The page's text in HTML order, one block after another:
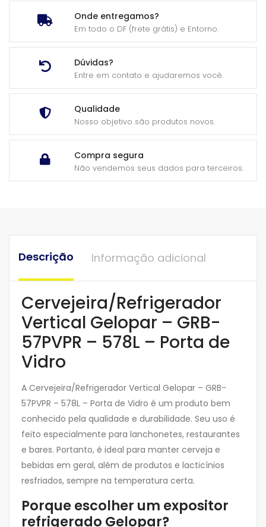
Onde entregamos?
Em todo o DF (frete grátis) e Entorno.
Dúvidas?
Entre em contato e ajudaremos você.
Qualidade
Nosso objetivo são produtos novos.
Compra segura
Não vendemos seus dados para terceiros.
Descrição Informação adicional
Cervejeira/Refrigerador
Vertical Gelopar – GRB-
57PVPR – 578L – Porta de
Vidro
A Cervejeira/Refrigerador Vertical Gelopar – GRB-
57PVPR – 578L – Porta de Vidro é um produto bem
conhecido pela qualidade e durabilidade. Seu uso é
feito especialmente para lanchonetes, restaurantes
e bares. Portanto, é ideal para manter cerveja e
bebidas em geral, além de produtos e lacticínios
resfriados, sempre na temperatura certa.
Porque escolher um expositor
refrigerado Gelopar?